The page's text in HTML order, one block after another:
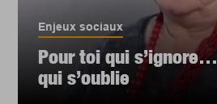
Enjeux sociaux
Pour toi qui s’ignore…
qui s’oublie